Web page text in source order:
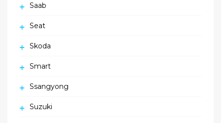
Saab
Seat
Skoda
Smart
Ssangyong
Suzuki